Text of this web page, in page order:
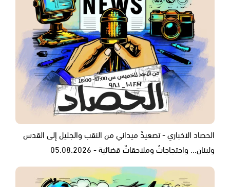
الحصاد الاخباري - تصعيدٌ ميداني من النقب والجليل إلى القدس
ولبنان... واحتجاجاتٌ وملاحقاتٌ قضائية - 05.08.2026